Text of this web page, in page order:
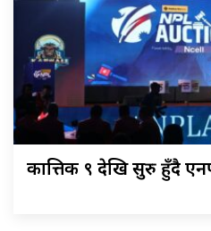
कात्तिक ९ देखि सुरु हुँदै